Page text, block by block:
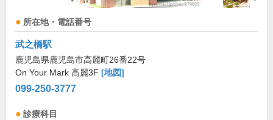
所在地・電話番号
武之橋駅
鹿児島県鹿児島市高麗町26番22号
On Your Mark 高麗3F [地図]
099-250-3777
診療科目